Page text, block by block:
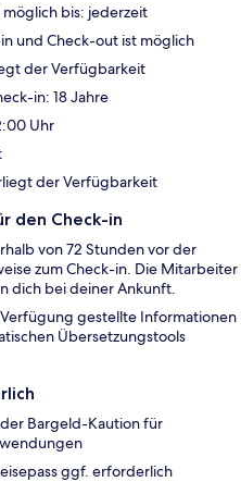
bis: jederzeit
und Check-out ist möglich
der Verfügbarkeit
in: 18 Jahre
Uhr
der Verfügbarkeit
den Check-in
von 72 Stunden vor der
zum Check-in. Die Mitarbeiter
dich bei deiner Ankunft.
gestellte Informationen
Übersetzungstools
Bargeld-Kaution für
ggf. erforderlich